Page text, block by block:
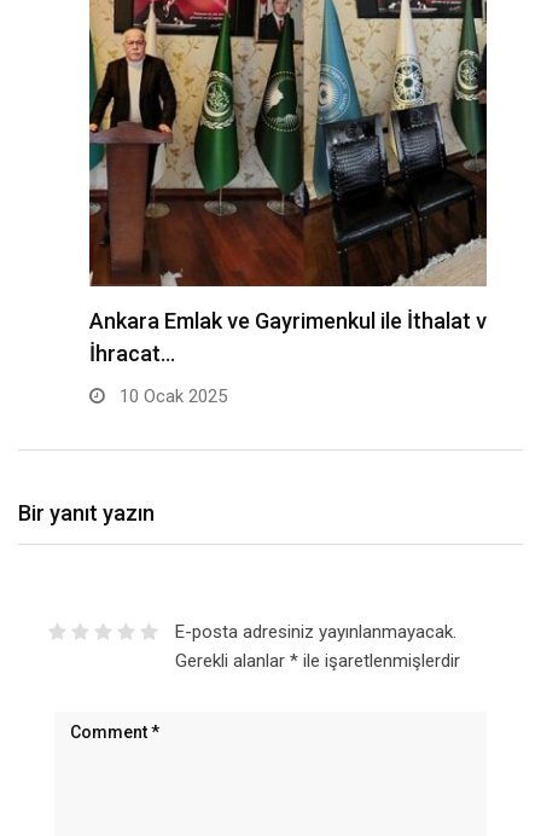
Ankara Emlak ve Gayrimenkul ile İthalat ve
İhracat…
10 Ocak 2025
Bir yanıt yazın
E-posta adresiniz yayınlanmayacak.
Gerekli alanlar *ile işaretlenmişlerdir